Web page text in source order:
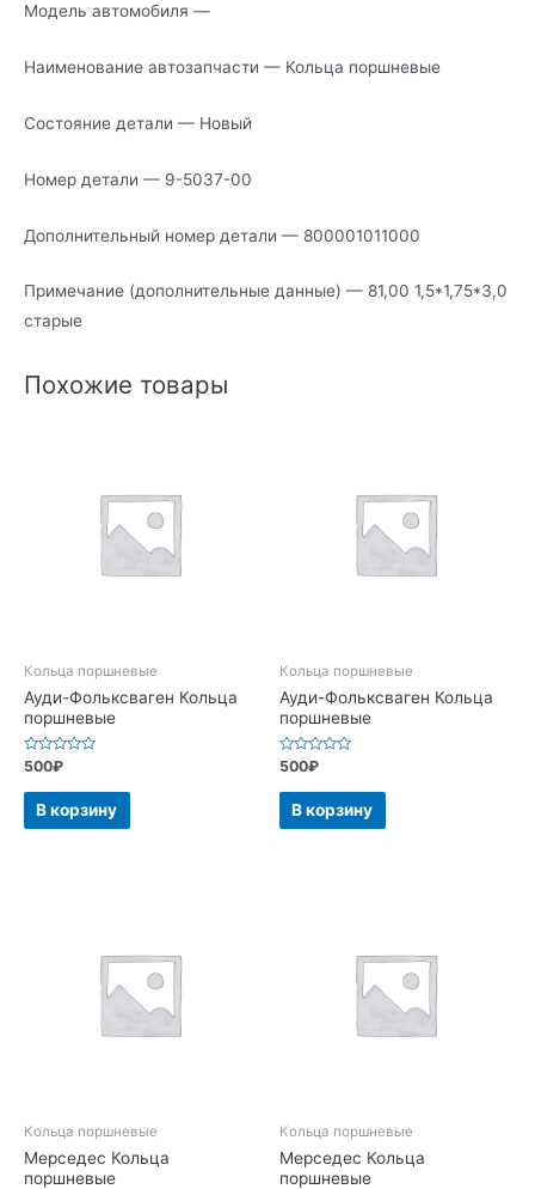
Модель автомобиля —
Наименование автозапчасти — Кольца поршневые
Состояние детали — Новый
Номер детали — 9-5037-00
Дополнительный номер детали — 800001011000
Примечание (дополнительные данные) — 81,00 1,5*1,75*3,0
старые
Похожие товары
Кольца поршневые
Ауди-Фольксваген Кольца
поршневые
Оценка
из
500₽
В корзину
Кольца поршневые
Ауди-Фольксваген Кольца
поршневые
Оценка
из
500₽
В корзину
Кольца поршневые
Мерседес Кольца
поршневые
Кольца поршневые
Мерседес Кольца
поршневые